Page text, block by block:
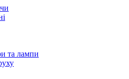
та лампи